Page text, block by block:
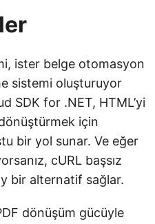
ister belge otomasyon
sistemi oluşturuyor
SDK for .NET, HTML’yi
için
bir yol sunar. Ve eğer
cURL başsız
bir alternatif sağlar.
dönüşüm gücüyle